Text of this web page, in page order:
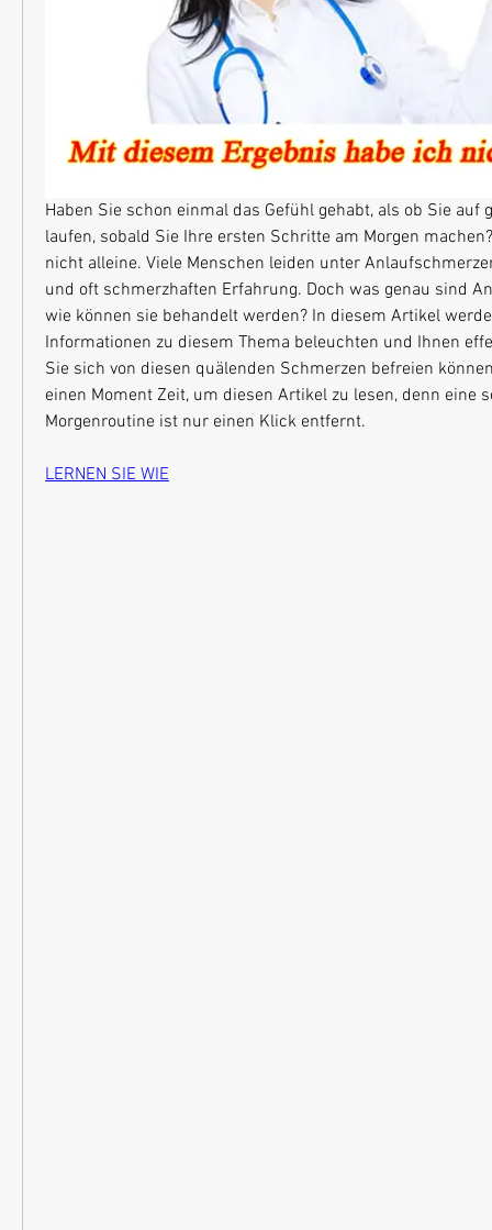
Haben Sie schon einmal das Gefühl gehabt, als ob Sie auf
laufen, sobald Sie Ihre ersten Schritte am Morgen
nicht alleine. Viele Menschen leiden unter
und oft schmerzhaften Erfahrung. Doch was genau sind
wie können sie behandelt werden? In diesem Artikel
Informationen zu diesem Thema beleuchten und Ihnen
Sie sich von diesen quälenden Schmerzen befreien
einen Moment Zeit, um diesen Artikel zu lesen, denn eine
Morgenroutine ist nur einen Klick entfernt.
LERNEN SIE WIE